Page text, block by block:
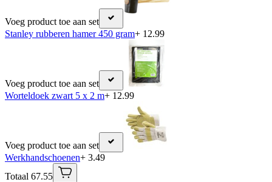
Voeg product toe aan set
Stanley rubberen hamer 450 gram+ 12.99
Voeg product toe aan set
Worteldoek zwart 5 x 2 m+ 12.99
Voeg product toe aan set
Werkhandschoenen+ 3.49
Totaal 67.55